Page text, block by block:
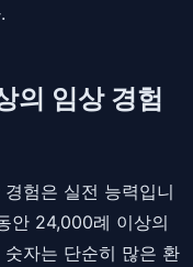
의 임상 경험
험은 실전 능력입니
안 24,000례 이상의
자는 단순히 많은 환